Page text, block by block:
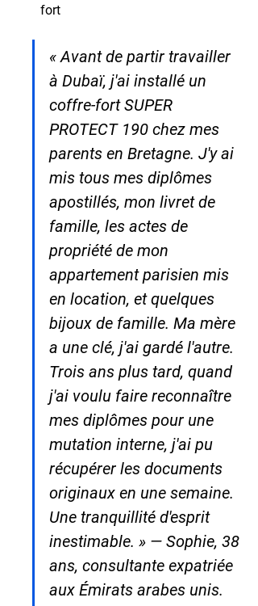
fort
« Avant de partir travailler
à Dubaï, j'ai installé un
coffre-fort SUPER
PROTECT 190 chez mes
parents en Bretagne. J'y ai
mis tous mes diplômes
apostillés, mon livret de
famille, les actes de
propriété de mon
appartement parisien mis
en location, et quelques
bijoux de famille. Ma mère
a une clé, j'ai gardé l'autre.
Trois ans plus tard, quand
j'ai voulu faire reconnaître
mes diplômes pour une
mutation interne, j'ai pu
récupérer les documents
originaux en une semaine.
Une tranquillité d'esprit
inestimable. » — Sophie, 38
ans, consultante expatriée
aux Émirats arabes unis.